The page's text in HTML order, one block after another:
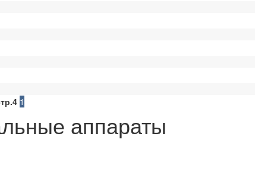
1
аппараты